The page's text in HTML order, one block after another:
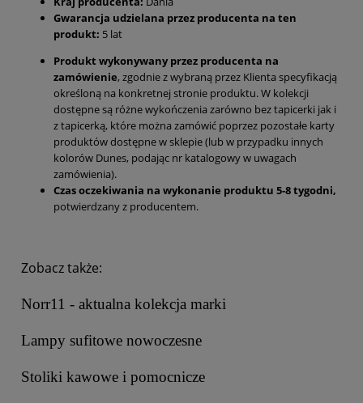
Gwarancja udzielana przez producenta na ten
produkt: 5 lat
Produkt wykonywany przez producenta na
zamówienie, zgodnie z wybraną przez Klienta specyfikacją
określoną na konkretnej stronie produktu. W kolekcji
dostępne są różne wykończenia zarówno bez tapicerki jak i
z tapicerką, które można zamówić poprzez pozostałe karty
produktów dostępne w sklepie (lub w przypadku innych
kolorów Dunes, podając nr katalogowy w uwagach
zamówienia).
Czas oczekiwania na wykonanie produktu 5-8 tygodni,
potwierdzany z producentem.
Zobacz także:
Norr11 - aktualna kolekcja marki
Lampy sufitowe nowoczesne
Stoliki kawowe i pomocnicze